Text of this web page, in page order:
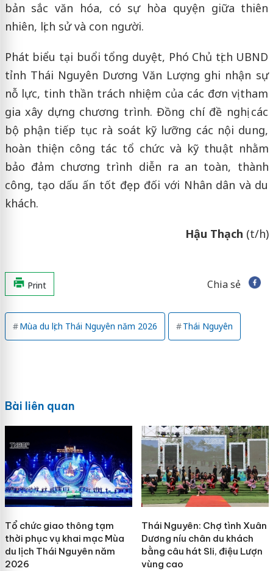
bản sắc văn hóa, có sự hòa quyện giữa thiên
nhiên, lịch sử và con người.
Phát biểu tại buổi tổng duyệt, Phó Chủ tịch UBND
tỉnh Thái Nguyên Dương Văn Lượng ghi nhận sự
nỗ lực, tinh thần trách nhiệm của các đơn vị tham
gia xây dựng chương trình. Đồng chí đề nghị các
bộ phận tiếp tục rà soát kỹ lưỡng các nội dung,
hoàn thiện công tác tổ chức và kỹ thuật nhằm
bảo đảm chương trình diễn ra an toàn, thành
công, tạo dấu ấn tốt đẹp đối với Nhân dân và du
khách.
Hậu Thạch (t/h)
Print Chia sẻ
Mùa du lịch Thái Nguyên năm 2026 Thái Nguyên
Bài liên quan
Tổ chức giao thông tạm
thời phục vụ khai mạc Mùa
du lịch Thái Nguyên năm
2026
Thái Nguyên: Chợ tình Xuân
Dương níu chân du khách
bằng câu hát Sli, điệu Lượn
vùng cao